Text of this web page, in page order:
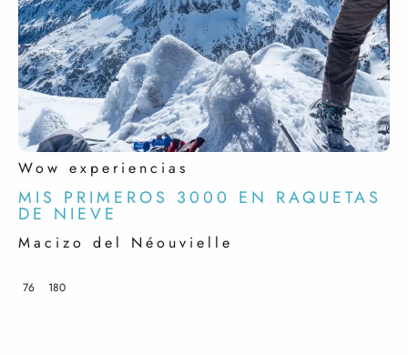
Wow experiencias
MIS PRIMEROS 3000 EN RAQUETAS
DE NIEVE
Macizo del Néouvielle
76 180